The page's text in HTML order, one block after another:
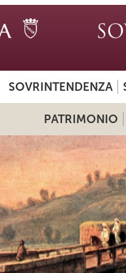
SOVRINTENDENZA
PATRIMONIO